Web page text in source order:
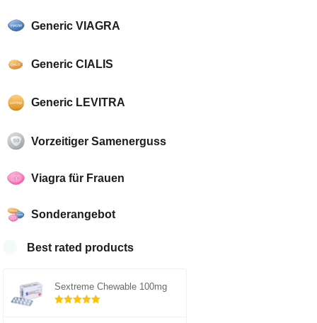
Generic VIAGRA
Generic CIALIS
Generic LEVITRA
Vorzeitiger Samenerguss
Viagra für Frauen
Sonderangebot
Best rated products
Sextreme Chewable 100mg